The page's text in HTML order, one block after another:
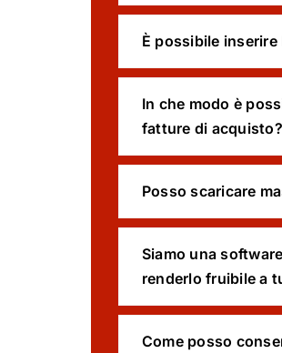
È possibile
In che modo è
fatture di acquisto?
Posso scaricare
Siamo una
renderlo fruibile a
Come posso